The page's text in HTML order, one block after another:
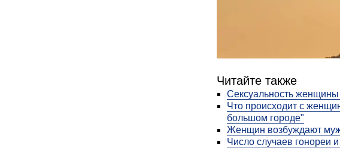
Читайте также
Сексуальность
Что происходит с
большом городе"
Женщин возбуждают
Число случаев гонореи